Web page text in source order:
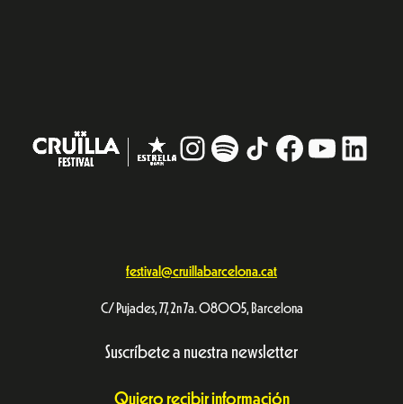
Instagram
# TikTokFacebook
festival@cruillabarcelona.cat
C/ Pujades, 77, 2n 7a. 08005, Barcelona
Suscríbete a nuestra newsletter
Quiero recibir información